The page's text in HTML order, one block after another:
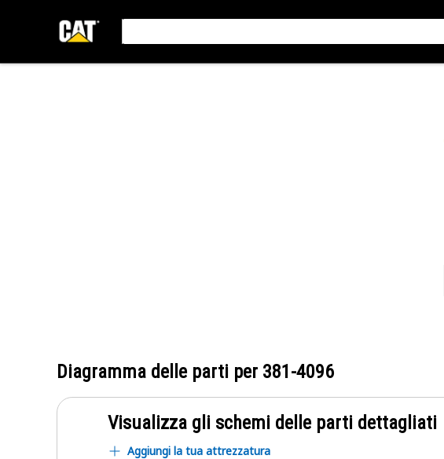
Diagramma delle parti per 381-4096
Visualizza gli schemi delle parti dettagliati
Aggiungi la tua attrezzatura